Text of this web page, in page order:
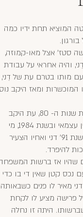
המוציא תחת ידיו כמה
סטז' אצל מאו-קמוזה,
והיה אחראי על עבודת
עד שבשנת 2006, עם מותו בטרם עת של דֶני,
המוכשרות ומאז היקב
אך נחזור רגע אחורה לתחילת שנות ה- 80, עת היקב
החל לבקבק את יינותיו באופן עצמאי ובשנת 1984, מי
חלם, החל לייצא לראשונה. בשנת 91' דני ואחיו הצעיר
להיפרד.
8 ההקטרים שהיו אז ברשות
נכס קטן שאין די בו כדי
מאיר לו פנים כשבאותה
פרישה מציע לו לקחת
היתה זו נחלה